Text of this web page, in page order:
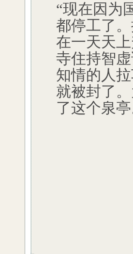
“现在因为
都停工了
在一天天
寺住持智
知情的人
就被封了
了这个泉